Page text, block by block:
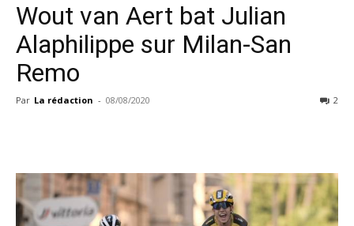
Wout van Aert bat Julian
Alaphilippe sur Milan-San
Remo
Par La rédaction - 08/08/2020 2